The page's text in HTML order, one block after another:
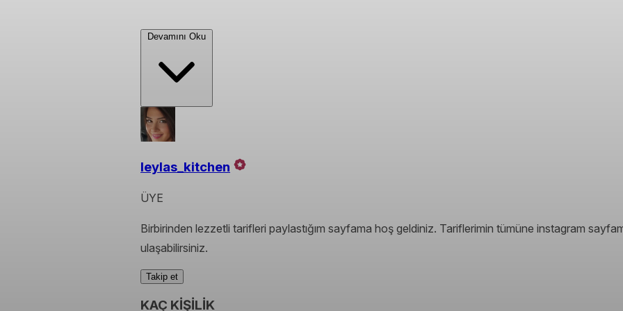
Devamını Oku
leylas_kitchen
ÜYE
Birbirinden lezzetli tarifleri paylastığım sayfama hoş geldiniz. Tariflerimin tümüne instagram
ulaşabilirsiniz.
Takip et
KAÇ KİŞİLİK